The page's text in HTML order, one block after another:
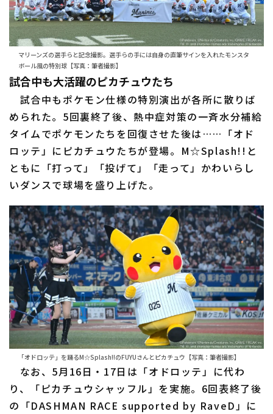
マリーンズの選手らと記念撮影。選手らの手には自身の直筆サインを入れたモンスタ
ボール風の特別球【写真：筆者撮影】
試合中も大活躍のピカチュウたち
試合中もポケモン仕様の特別演出が各所に散りば
められた。5回裏終了後、熱中症対策の一斉水分補給
タイムでポケモンたちを回復させた後は……「オド
ロッテ」にピカチュウたちが登場。M☆Splash!!と
ともに「打って」「投げて」「走って」かわいらし
いダンスで球場を盛り上げた。
「オドロッテ」を踊るM☆Splash!!のFUYUさんとピカチュウ【写真：筆者撮影】
なお、5月16日・17日は「オドロッテ」に代わ
り、「ピカチュウシャッフル」を実施。6回表終了後
の「DASHMAN RACE supported by RaveD」に